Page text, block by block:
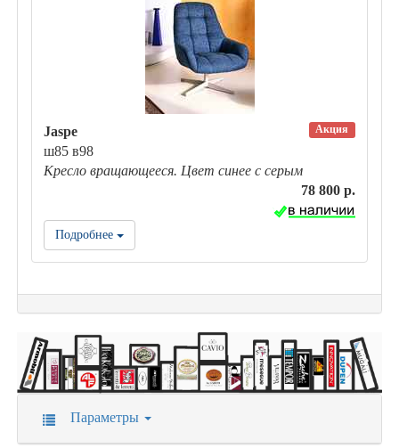
Акция
Jaspe
ш85 в98
Кресло вращающееся. Цвет синее с серым
78 800 р.
Подробнее
Параметры